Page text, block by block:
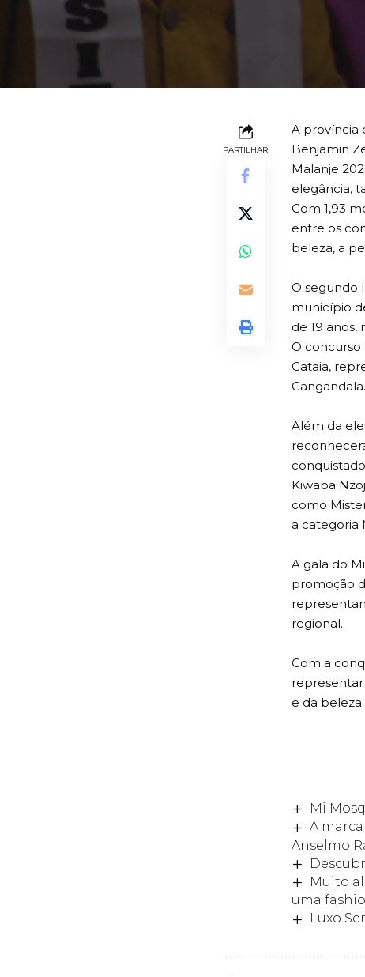
PARTILHAR
A província
Benjamin
Malanje
elegância,
Com 1,93
entre os
beleza, a
O segundo
município
de 19
O concurso
Cataia,
Cangandala.
Além da
Kiwaba
como
a categoria
A gala do
promoção
regional.
Com a
e da
Mi
A
Anselmo
Muito
uma
Luxo